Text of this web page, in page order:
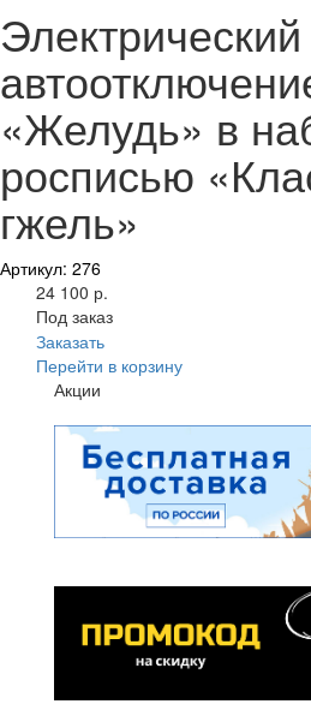
«Желудь» в
росписью
гжель»
Артикул: 276
24 100 р.
Под заказ
Заказать
Перейти в корзину
Акции